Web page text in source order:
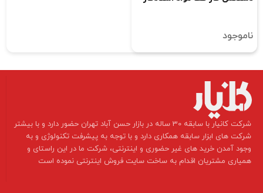
ناموجود
​شرکت کانیار با سابقه 30 ساله در بازار حسن آباد تهران حضور دارد و با بیشتر
شرکت های ابزار سابقه همکاری دارد و با توجه به پیشرفت تکنولوژی و به
وجود آمدن خرید های غیر حضوری و اینترنتی، شرکت ما در این راستای و
همیاری مشتریان اقدام به ساخت سایت فروش اینترنتی نموده است ​​​​​​​